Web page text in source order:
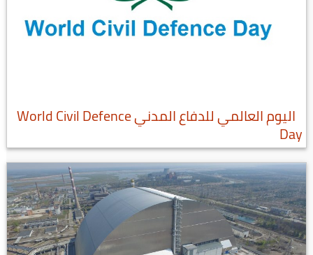
اليوم العالمي للدفاع المدني World Civil Defence
Day